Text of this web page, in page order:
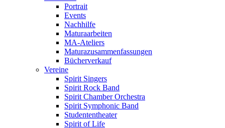
Portrait
Events
Nachhilfe
Maturaarbeiten
MA-Ateliers
Maturazusammenfassungen
Bücherverkauf
Vereine
Spirit Singers
Spirit Rock Band
Spirit Chamber Orchestra
Spirit Symphonic Band
Studententheater
Spirit of Life